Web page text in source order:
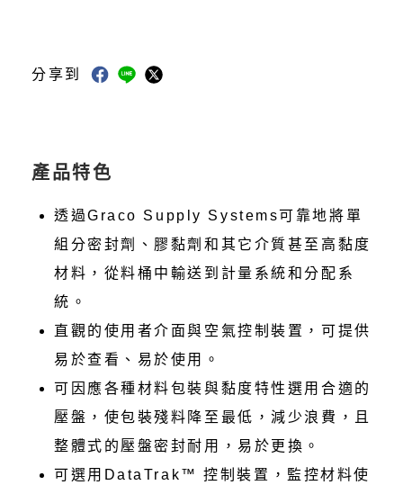
分享到
產品特色
​​​​透過Graco Supply Systems可靠地將單
組分密封劑、膠黏劑和其它介質甚至高黏度
材料，從料桶中輸送到計量系統和分配系
統。
直觀的使用者介面與空氣控制裝置，可提供
易於查看、易於使用。
可因應各種材料包裝與黏度特性選用合適的
壓盤，使包裝殘料降至最低，減少浪費，且
整體式的壓盤密封耐用，易於更換。
可選用DataTrak™ 控制裝置，監控材料使